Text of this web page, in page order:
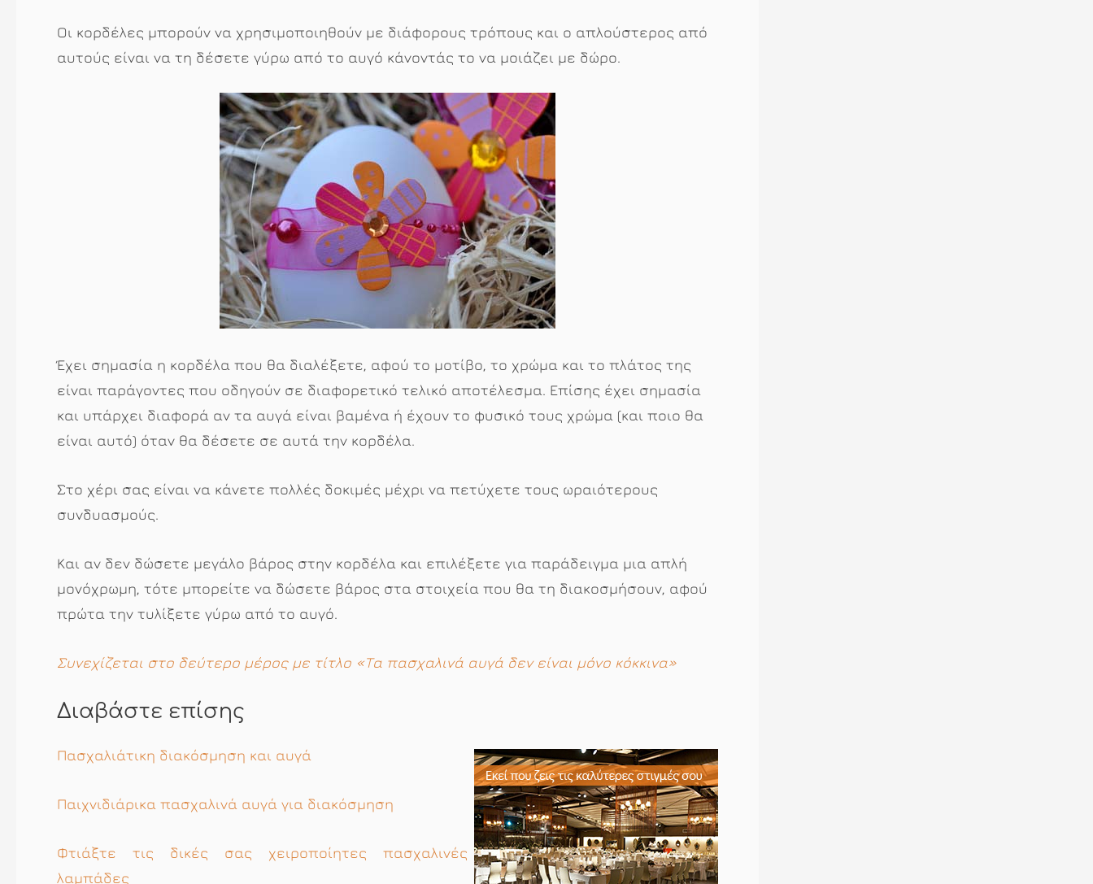
Οι κορδέλες μπορούν να χρησιμοποιηθούν με διάφορους τρόπους και ο απλούστερος από
αυτούς είναι να τη δέσετε γύρω από το αυγό κάνοντάς το να μοιάζει με δώρο.
Έχει σημασία η κορδέλα που θα διαλέξετε, αφού το μοτίβο, το χρώμα και το πλάτος της
είναι παράγοντες που οδηγούν σε διαφορετικό τελικό αποτέλεσμα. Επίσης έχει σημασία
και υπάρχει διαφορά αν τα αυγά είναι βαμένα ή έχουν το φυσικό τους χρώμα (και ποιο θα
είναι αυτό) όταν θα δέσετε σε αυτά την κορδέλα.
Στο χέρι σας είναι να κάνετε πολλές δοκιμές μέχρι να πετύχετε τους ωραιότερους
συνδυασμούς.
Και αν δεν δώσετε μεγάλο βάρος στην κορδέλα και επιλέξετε για παράδειγμα μια απλή
μονόχρωμη, τότε μπορείτε να δώσετε βάρος στα στοιχεία που θα τη διακοσμήσουν, αφού
πρώτα την τυλίξετε γύρω από το αυγό.
Συνεχίζεται στο δεύτερο μέρος με τίτλο «Τα πασχαλινά αυγά δεν είναι μόνο κόκκινα»
Διαβάστε επίσης
Πασχαλιάτικη διακόσμηση και αυγά
Παιχνιδιάρικα πασχαλινά αυγά για διακόσμηση
Φτιάξτε τις δικές σας χειροποίητες πασχαλινές
λαμπάδες